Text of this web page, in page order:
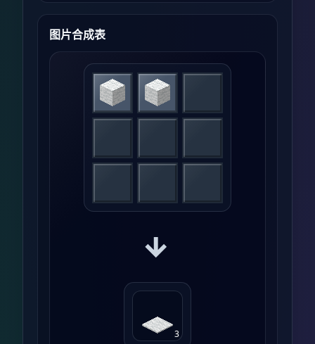
图片合成表
→
3